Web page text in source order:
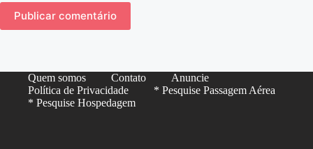
Publicar comentário
Quem somos Contato
Anuncie
Política de Privacidade
* Pesquise Passagem Aérea
* Pesquise Hospedagem